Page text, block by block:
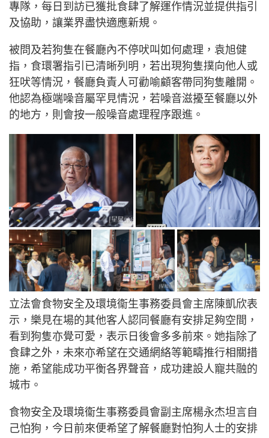
專隊，每日到訪已獲批食肆了解運作情況並提供指引
及協助，讓業界盡快適應新規。
被問及若狗隻在餐廳內不停吠叫如何處理，袁旭健
指，食環署指引已清晰列明，若出現狗隻撲向他人或
狂吠等情況，餐廳負責人可勸喻顧客帶同狗隻離開。
他認為極端噪音屬罕見情況，若噪音滋擾至餐廳以外
的地方，則會按一般噪音處理程序跟進。
立法會食物安全及環境衞生事務委員會主席陳凱欣表
示，樂見在場的其他客人認同餐廳有安排足夠空間，
看到狗隻亦覺可愛，表示日後會多多前來。她指除了
食肆之外，未來亦希望在交通網絡等範疇推行相關措
施，希望能成功平衡各界聲音，成功建設人寵共融的
城市。
食物安全及環境衞生事務委員會副主席楊永杰坦言自
己怕狗，今日前來便希望了解餐廳對怕狗人士的安排